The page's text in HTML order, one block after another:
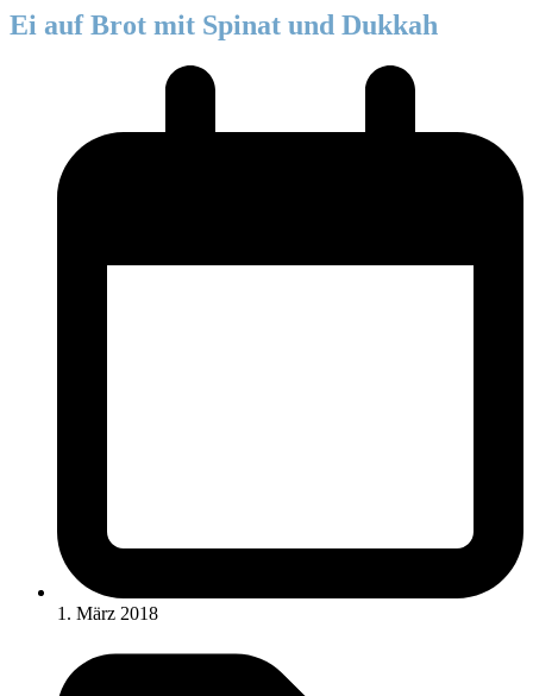
Ei auf Brot mit Spinat und Dukkah
1. März 2018